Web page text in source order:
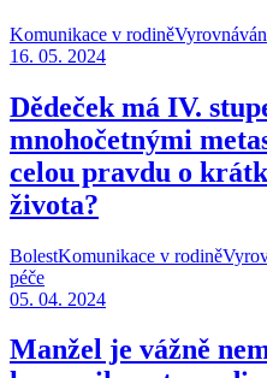
Komunikace v rodině
16. 05. 2024
Dědeček má IV.
mnohočetnými
celou pravdu o
života?
BolestKomunikace v rodině
péče
05. 04. 2024
Manžel je vážně